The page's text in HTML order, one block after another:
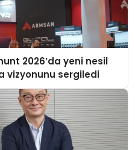
2026’da yeni nesil
vizyonunu sergiledi